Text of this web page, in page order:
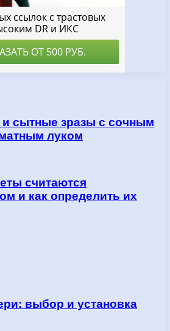
сытные зразы с сочным
луком
считаются
и как определить их
выбор и установка